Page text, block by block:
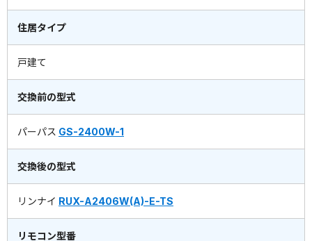
住居タイプ
戸建て
交換前の型式
パーパス GS-2400W-1
交換後の型式
リンナイ RUX-A2406W(A)-E-TS
リモコン型番